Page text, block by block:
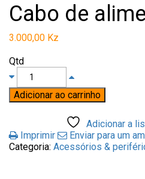
Cabo de
3.000,00 Kz
Qtd
Adicionar ao carrinho
Adicionar a
Imprimir
Enviar para um
Categoria: Acessórios &